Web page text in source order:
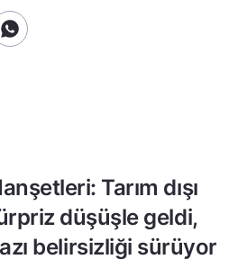
Tarım dışı
düşüşle geldi,
belirsizliği sürüyor